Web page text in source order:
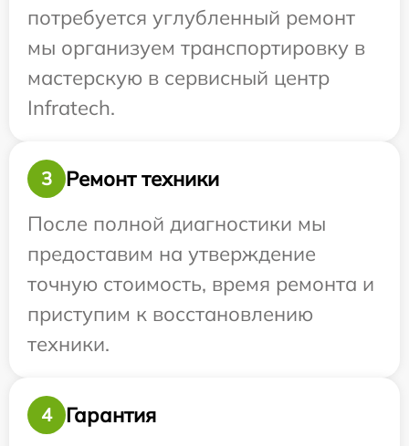
потребуется углубленный ремонт
мы организуем транспортировку в
мастерскую в сервисный центр
Infratech.
3
Ремонт техники
После полной диагностики мы
предоставим на утверждение
точную стоимость, время ремонта и
приступим к восстановлению
техники.
4
Гарантия